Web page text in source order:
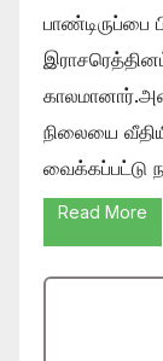
பாண்டிருப்பை
நிலையை
வைக்கப்பட்டு
Read More